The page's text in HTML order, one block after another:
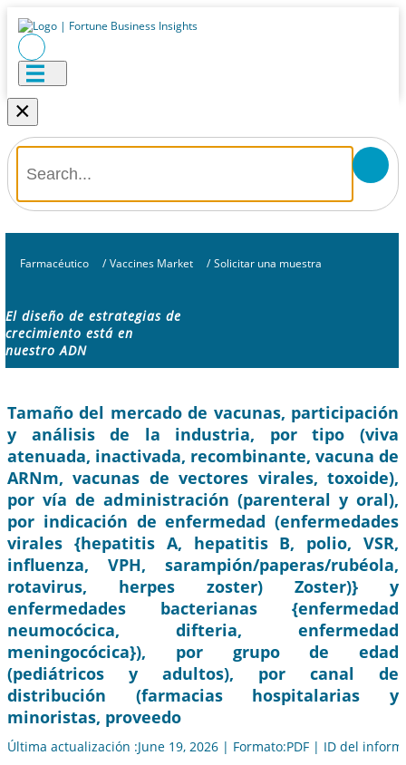
×
Farmacéutico / Vaccines Market / Solicitar una muestra
El diseño de estrategias de
crecimiento está en
nuestro ADN
Tamaño del mercado de vacunas, participación
y análisis de la industria, por tipo (viva
atenuada, inactivada, recombinante, vacuna de
ARNm, vacunas de vectores virales, toxoide),
por vía de administración (parenteral y oral),
por indicación de enfermedad (enfermedades
virales {hepatitis A, hepatitis B, polio, VSR,
influenza, VPH, sarampión/paperas/rubéola,
rotavirus, herpes zoster) Zoster)} y
enfermedades bacterianas {enfermedad
neumocócica, difteria, enfermedad
meningocócica}), por grupo de edad
(pediátricos y adultos), por canal de
distribución (farmacias hospitalarias y
minoristas, proveedo
Última actualización :June 19, 2026 | Formato:PDF | ID del